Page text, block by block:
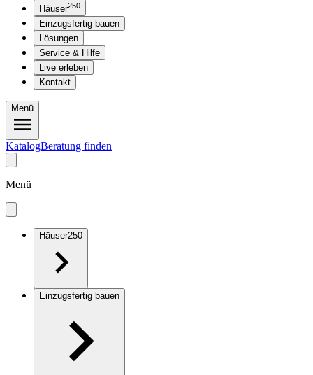
Häuser250
Einzugsfertig bauen
Lösungen
Service & Hilfe
Live erleben
Kontakt
Menü
KatalogBeratung finden
Menü
Häuser250
Einzugsfertig bauen